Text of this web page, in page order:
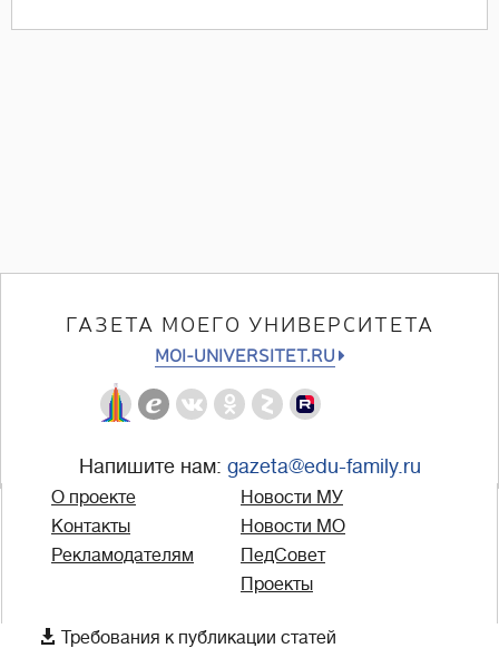
ГАЗЕТА МОЕГО УНИВЕРСИТЕТА
MOI-UNIVERSITET.RU
Напишите нам: gazeta@edu-family.ru
О проекте
Контакты
Рекламодателям
Новости МУ
Новости МО
ПедСовет
Проекты
 Требования к публикации статей